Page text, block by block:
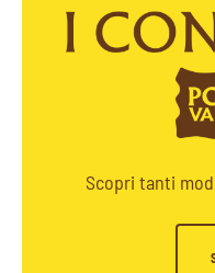
Scopri tanti